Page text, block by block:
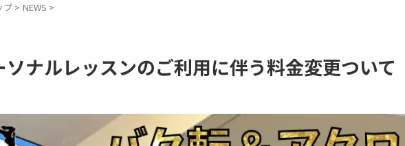
プ > NEWS >
ナルレッスンのご利用に伴う料金変更ついて